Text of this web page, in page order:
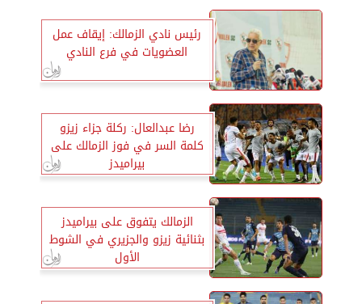
رئيس نادي الزمالك: إيقاف عمل
العضويات في فرع النادي
رضا عبدالعال: ركلة جزاء زيزو
كلمة السر في فوز الزمالك على
بيراميدز
الزمالك يتفوق على بيراميدز
بثنائية زيزو والجزيري في الشوط
الأول